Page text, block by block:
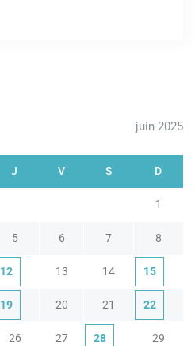
juin 2025
J V S D
1
5 6 7 8
12 13 14 15
19 20 21 22
26 27 28 29